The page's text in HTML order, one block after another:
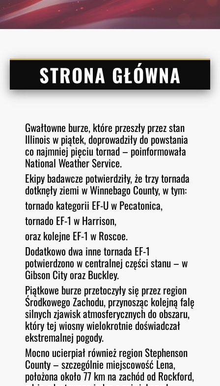
STRONA GŁÓWNA
Gwałtowne burze, które przeszły przez stan
Illinois w piątek, doprowadziły do powstania
co najmniej pięciu tornad – poinformowała
National Weather Service.
Ekipy badawcze potwierdziły, że trzy tornada
dotknęły ziemi w Winnebago County, w tym:
tornado kategorii EF-U w Pecatonica,
tornado EF-1 w Harrison,
oraz kolejne EF-1 w Roscoe.
Dodatkowo dwa inne tornada EF-1
potwierdzono w centralnej części stanu – w
Gibson City oraz Buckley.
Piątkowe burze przetoczyły się przez region
Środkowego Zachodu, przynosząc kolejną falę
silnych zjawisk atmosferycznych do obszaru,
który tej wiosny wielokrotnie doświadczał
ekstremalnej pogody.
Mocno ucierpiał również region Stephenson
County – szczególnie miejscowość Lena,
położona około 77 km na zachód od Rockford,